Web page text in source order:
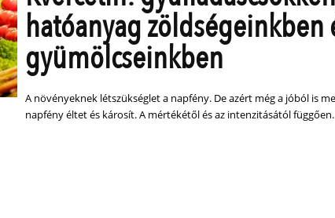
hatóanyag zöldségeinkben
gyümölcseinkben
A növényeknek létszükséglet a napfény. De azért még a jóból is
napfény éltet és károsít. A mértékétől és az intenzitásától függően.